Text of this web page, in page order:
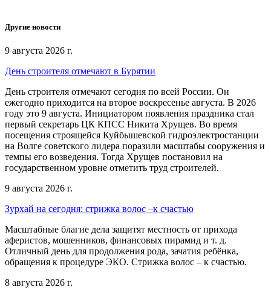
Другие новости
9 августа 2026 г.
День строителя отмечают в Бурятии
День строителя отмечают сегодня по всей России. Он
ежегодно приходится на второе воскресенье августа. В 2026
году это 9 августа. Инициатором появления праздника стал
первый секретарь ЦК КПСС Никита Хрущев. Во время
посещения строящейся Куйбышевской гидроэлектростанции
на Волге советского лидера поразили масштабы сооружения и
темпы его возведения. Тогда Хрущев постановил на
государственном уровне отметить труд строителей.
9 августа 2026 г.
Зурхай на сегодня: стрижка волос –к счастью
Масштабные благие дела защитят местность от прихода
аферистов, мошенников, финансовых пирамид и т. д.
Отличный день для продолжения рода, зачатия ребёнка,
обращения к процедуре ЭКО. Стрижка волос – к счастью.
8 августа 2026 г.